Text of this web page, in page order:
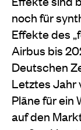
noch für
Effekte des
Airbus bis
Deutschen
Letztes Jahr
Pläne für ein
auf den